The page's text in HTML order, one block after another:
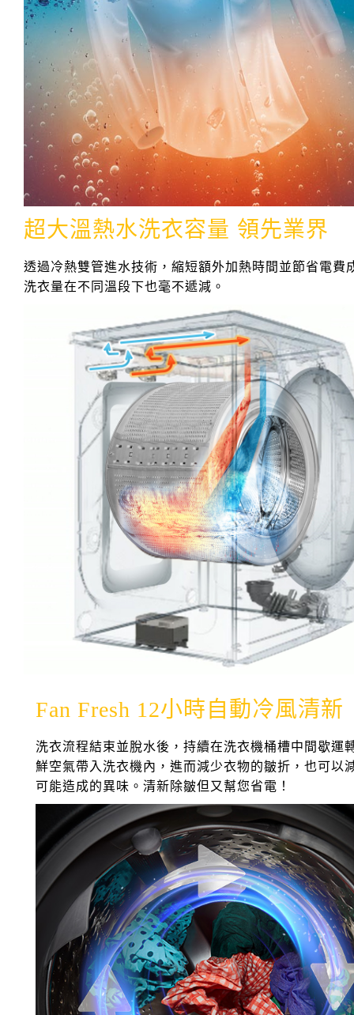
超大溫熱水洗衣容量 領先業界
透過冷熱雙管進水技術，縮短額外加熱時間並節省電費
洗衣量在不同溫段下也毫不遞減。
Fan Fresh 12小時自動冷風清新
洗衣流程結束並脫水後，持續在洗衣機桶槽中間歇運
鮮空氣帶入洗衣機內，進而減少衣物的皺折，也可以
可能造成的異味。清新除皺但又幫您省電！